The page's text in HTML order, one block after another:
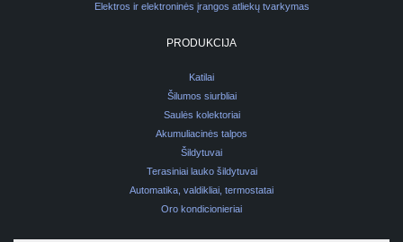
Elektros ir elektroninės įrangos atliekų tvarkymas
PRODUKCIJA
Katilai
Šilumos siurbliai
Saulės kolektoriai
Akumuliacinės talpos
Šildytuvai
Terasiniai lauko šildytuvai
Automatika, valdikliai, termostatai
Oro kondicionieriai